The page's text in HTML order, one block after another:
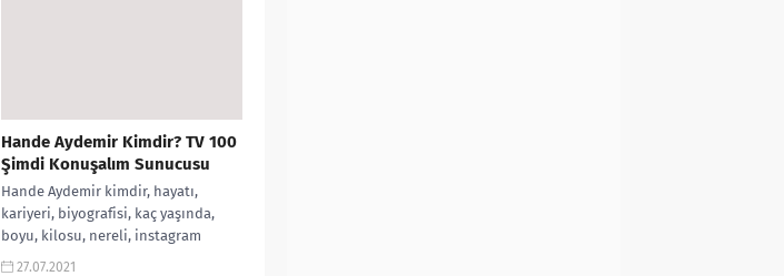
Hande Aydemir Kimdir? TV 100
Şimdi Konuşalım Sunucusu
Hande Aydemir kimdir, hayatı,
kariyeri, biyografisi, kaç yaşında,
boyu, kilosu, nereli, instagram
hesabı, evli mi?, Şimdi Konuşalım
27.07.2021